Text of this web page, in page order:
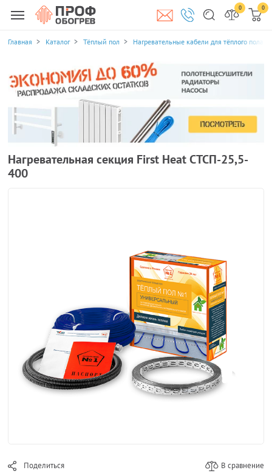
0 0
Главная Каталог Тёплый пол Нагревательные кабели для тёплого пола
Нагревательная секция First Heat СТСП-25,5-
400
Поделиться В сравнение